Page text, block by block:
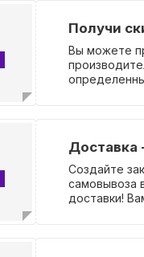
Получи
Вы можете
Доставка
Создайте
самовывоза
доставки!